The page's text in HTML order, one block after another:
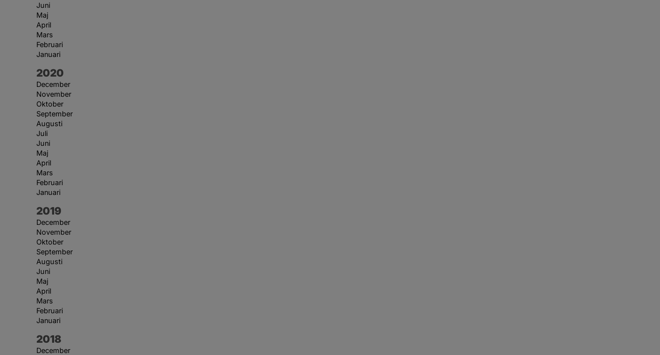
Juni
Maj
April
Mars
Februari
Januari
År:
2020
December
November
Oktober
September
Augusti
Juli
Juni
Maj
April
Mars
Februari
Januari
År:
2019
December
November
Oktober
September
Augusti
Juni
Maj
April
Mars
Februari
Januari
År:
2018
December